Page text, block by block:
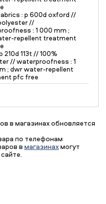
: p 600d oxford //
//
: 1 000 mm ;
repellent treatment
210d 113t // 100%
// waterproofness : 1
; dwr water-repellent
pfc free
в магазинах обновляется
по телефонам
в магазинахмогут